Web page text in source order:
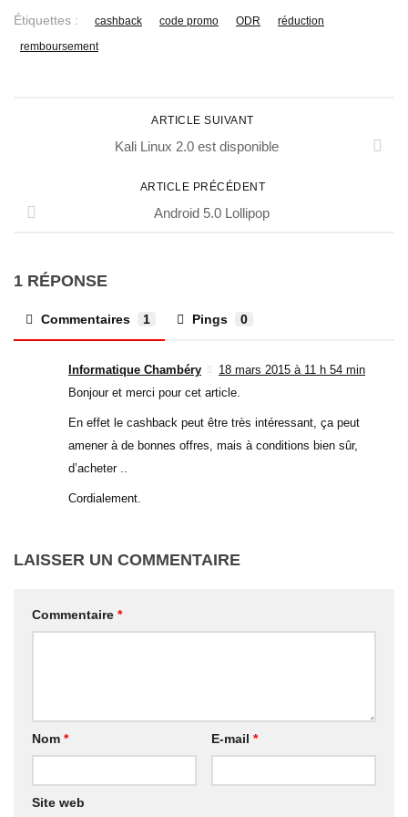
Étiquettes : cashback code promo ODR
réduction
remboursement
ARTICLE SUIVANT
Kali Linux 2.0 est disponible
ARTICLE PRÉCÉDENT
Android 5.0 Lollipop
1 RÉPONSE
Commentaires 1 Pings 0
Informatique Chambéry
18 mars 2015 à 11 h 54 min
Bonjour et merci pour cet article.
En effet le cashback peut être très intéressant, ça peut
amener à de bonnes offres, mais à conditions bien sûr,
d’acheter ..
Cordialement.
LAISSER UN COMMENTAIRE
Commentaire *
Nom * E-mail *
Site web